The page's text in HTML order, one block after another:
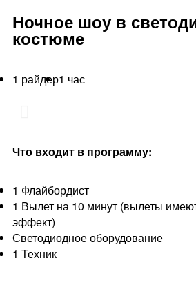
Ночное шоу в
костюме
1 райдер1 час
Что входит в программу:
1 Флайбордист
1 Вылет на 10 минут (вылеты
эффект)
Светодиодное оборудование
1 Техник